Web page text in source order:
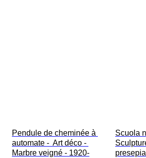
Pendule de cheminée à
automate -  Art déco -
Marbre veigné - 1920-
Scuola